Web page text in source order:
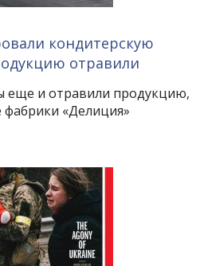
кондитерскую
отравили
еще и отравили продукцию,
фабрики «Делиция»